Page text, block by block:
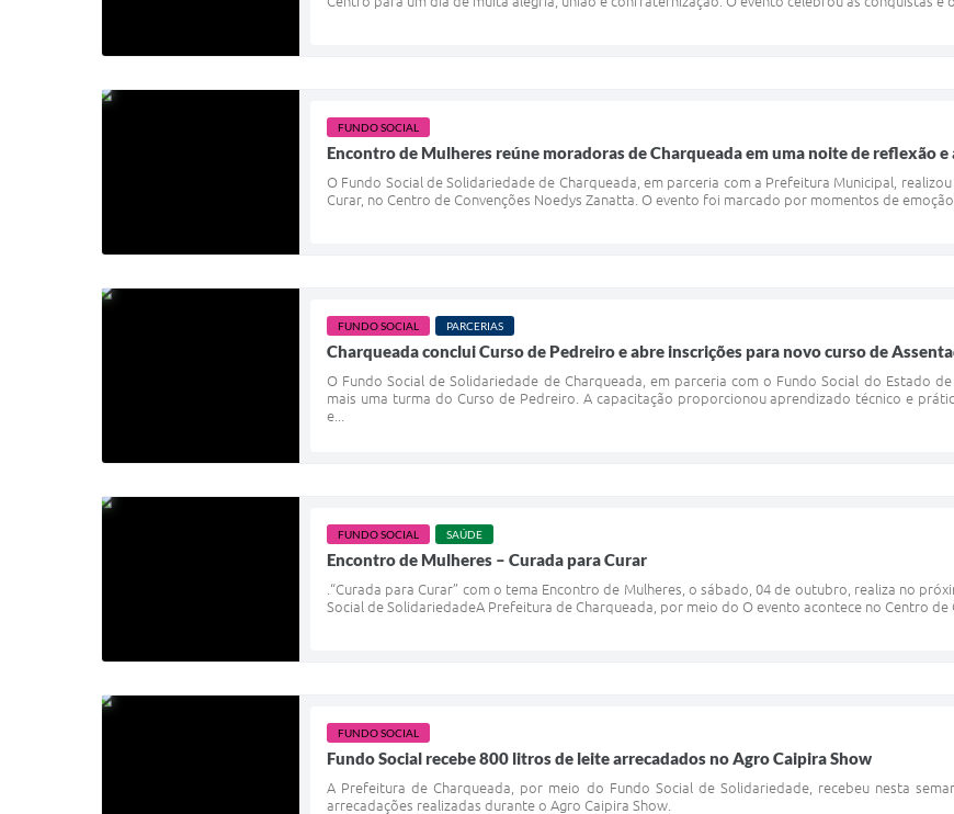
FUNDO SOCIAL
Encontro de Mulheres reúne moradoras de Charqueada em uma noite de reflexão
O Fundo Social de Solidariedade de Charqueada, em parceria com a Prefeitura Municipal,
Curar, no Centro de Convenções Noedys Zanatta. O evento foi marcado por momentos de
FUNDO SOCIAL PARCERIAS
Charqueada conclui Curso de Pedreiro e abre inscrições para novo curso de
O Fundo Social de Solidariedade de Charqueada, em parceria com o Fundo Social do Estado
mais uma turma do Curso de Pedreiro. A capacitação proporcionou aprendizado técnico e
e...
FUNDO SOCIAL SAÚDE
Encontro de Mulheres – Curada para Curar
.“Curada para Curar” com o tema Encontro de Mulheres, o sábado, 04 de outubro, realiza no
Social de SolidariedadeA Prefeitura de Charqueada, por meio do O evento acontece no Centro de
FUNDO SOCIAL
Fundo Social recebe 800 litros de leite arrecadados no Agro Caipira Show
A Prefeitura de Charqueada, por meio do Fundo Social de Solidariedade, recebeu nesta
arrecadações realizadas durante o Agro Caipira Show.